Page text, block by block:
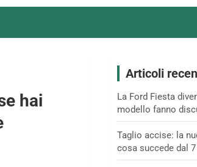
hai
Articoli
La Ford Fiesta
modello fanno
Taglio accise: la
cosa succede dal 7